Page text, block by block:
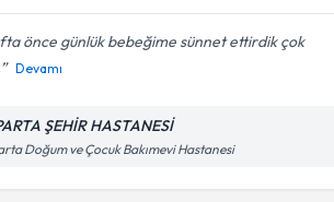
önce günlük bebeğime sünnet ettirdik çok
Devamı
ŞEHİR HASTANESİ
Doğum ve Çocuk Bakımevi Hastanesi